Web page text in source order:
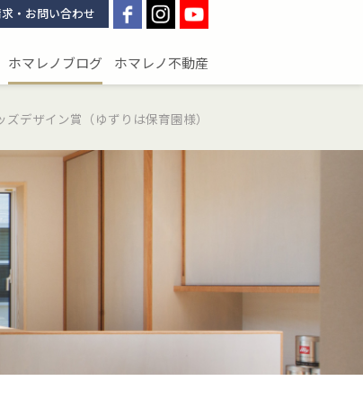
・お問い合わせ
ホマレノブログ ホマレノ不動産
ズデザイン賞（ゆずりは保育園様）